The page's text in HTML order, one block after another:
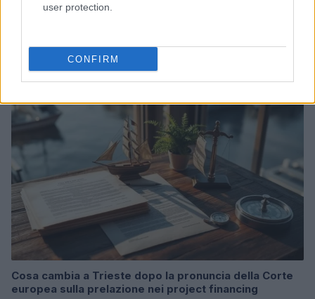
user protection.
CONFIRM
Linda Pellegrini · 7 Lug 2026
B2B NEWS
Cosa cambia a Trieste dopo la pronuncia della Corte
europea sulla prelazione nei project financing